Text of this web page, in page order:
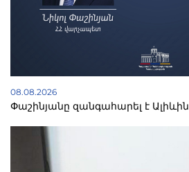
08.08.2026
Փաշինյանը զանգահարել է Ալիևին